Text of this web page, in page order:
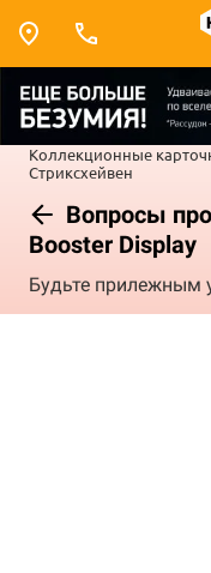
Коллекционные
Стриксхейвен
Вопросы
Booster Display
Будьте прилежным